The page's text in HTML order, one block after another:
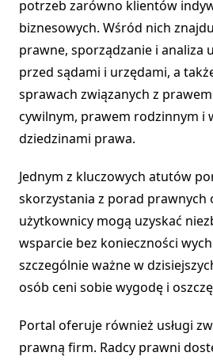
potrzeb zarówno klientów
biznesowych. Wśród nich
prawne, sporządzanie i analiza
przed sądami i urzędami, a
sprawach związanych z
cywilnym, prawem rodzinnym i
dziedzinami prawa.
Jednym z kluczowych atutów
skorzystania z porad prawnych
użytkownicy mogą uzyskać
wsparcie bez konieczności
szczególnie ważne w
osób ceni sobie wygodę i
Portal oferuje również usługi
prawną firm. Radcy prawni